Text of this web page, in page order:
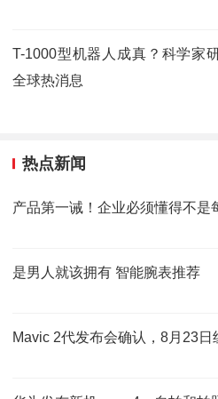
T-1000型机器人成真？科学家
全球热消息
热点新闻
产品第一诫！企业必须懂得不是
是男人就该拥有 智能腕表推荐
Mavic 2代发布会确认，8月23日